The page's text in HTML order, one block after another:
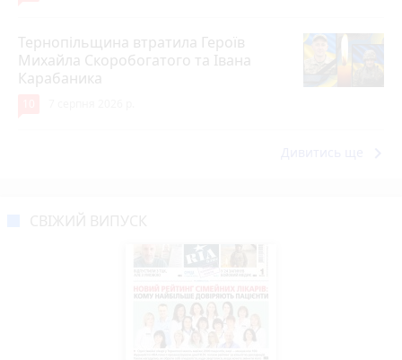
Тернопільщина втратила Героїв
Михайла Скоробогатого та Івана
Карабаника